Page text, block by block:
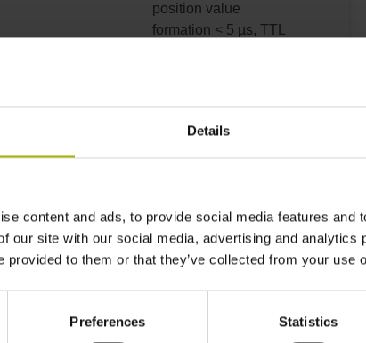
Details
content and ads, to provide social media features and
our site with our social media, advertising and analytics
provided to them or that they’ve collected from your use
Preferences Statistics
position value
formation < 5 µs, TTL
signals, word length 25
bits without parity,
and rotational direction
reversal by pin, cyclic
position value
formation < 5 µs, TTL